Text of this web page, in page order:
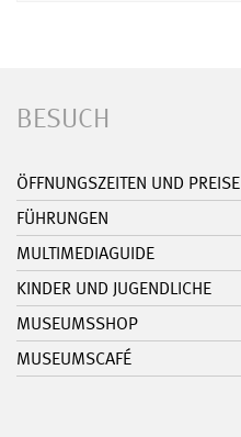
BESUCH
ÖFFNUNGSZEITEN UND PREISE
FÜHRUNGEN
MULTIMEDIAGUIDE
KINDER UND JUGENDLICHE
MUSEUMSSHOP
MUSEUMSCAFÉ